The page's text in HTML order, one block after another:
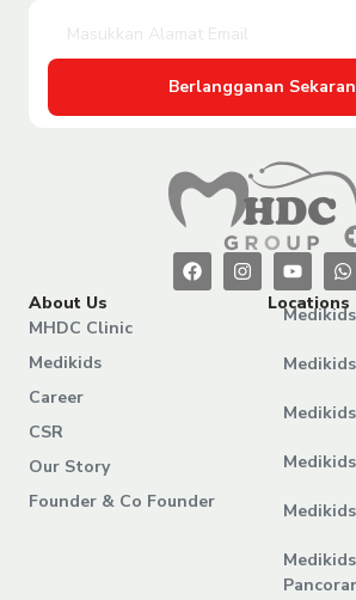
Berlangganan
About Us
MHDC Clinic
Medikids
Career
CSR
Our Story
Founder & Co Founder
Locations